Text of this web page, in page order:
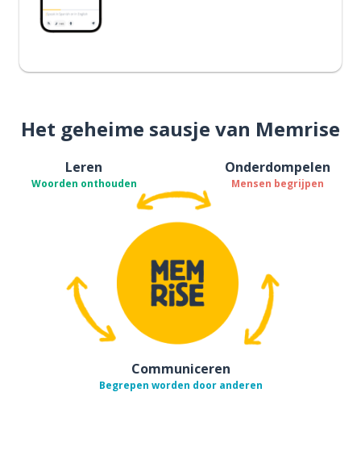
Het geheime sausje van Memrise
Leren
Woorden onthouden
Onderdompelen
Mensen begrijpen
Communiceren
Begrepen worden door anderen